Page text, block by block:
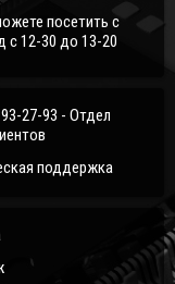
посетить с
с 12-30 до 13-20
27-93 - Отдел
поддержка